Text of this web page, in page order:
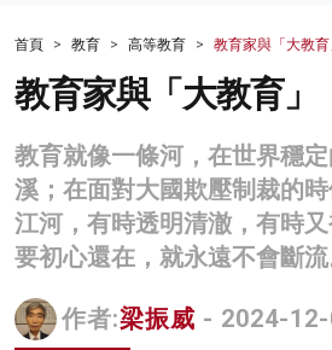
財經
生活
商業
科技
名家榜
首頁 教育 高等教育 教育家與「大教
教育家與「大教育」
教育就像一條河，在世界穩
溪；在面對大國欺壓制裁的
江河，有時透明清澈，有時
要初心還在，就永遠不會斷流
作者:梁振威 - 2024-